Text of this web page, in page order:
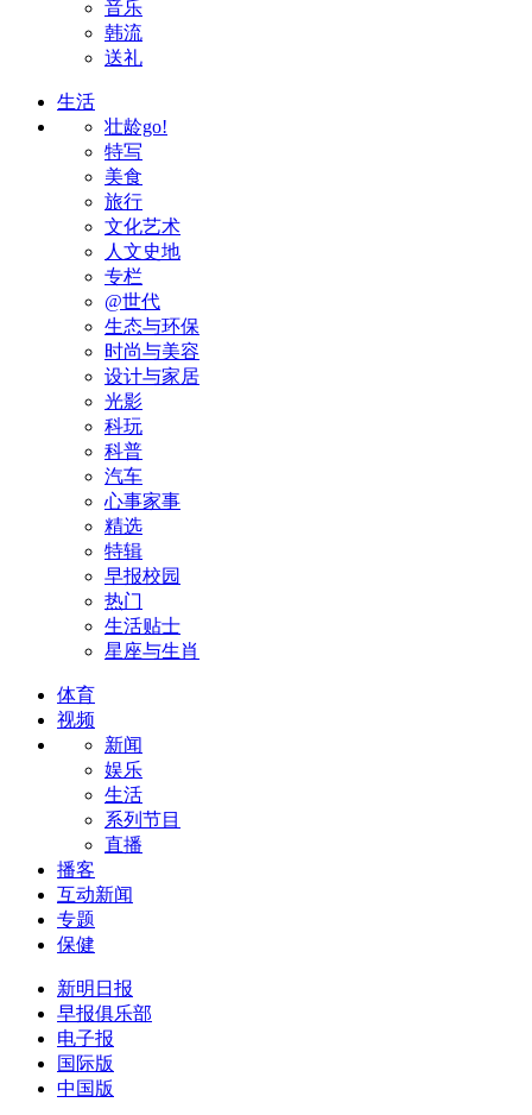
音乐
韩流
送礼
生活
壮龄go!
特写
美食
旅行
文化艺术
人文史地
专栏
@世代
生态与环保
时尚与美容
设计与家居
光影
科玩
科普
汽车
心事家事
精选
特辑
早报校园
热门
生活贴士
星座与生肖
体育
视频
新闻
娱乐
生活
系列节目
直播
播客
互动新闻
专题
保健
新明日报
早报俱乐部
电子报
国际版
中国版